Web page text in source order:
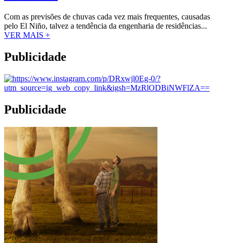
Com as previsões de chuvas cada vez mais frequentes, causadas
pelo El Niño, talvez a tendência da engenharia de residências...
VER MAIS +
Publicidade
Publicidade